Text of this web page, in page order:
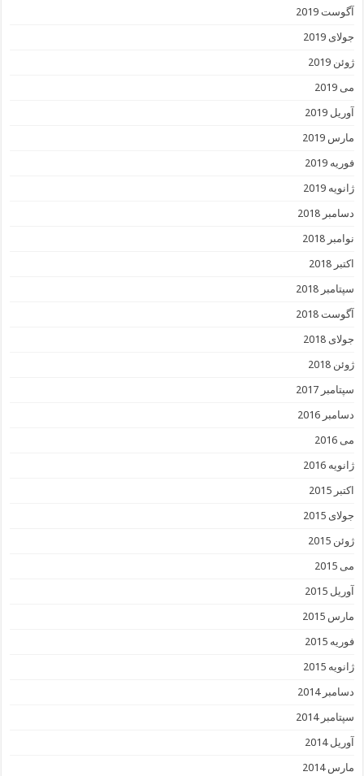
آگوست 2019
جولای 2019
ژوئن 2019
می 2019
آوریل 2019
مارس 2019
فوریه 2019
ژانویه 2019
دسامبر 2018
نوامبر 2018
اکتبر 2018
سپتامبر 2018
آگوست 2018
جولای 2018
ژوئن 2018
سپتامبر 2017
دسامبر 2016
می 2016
ژانویه 2016
اکتبر 2015
جولای 2015
ژوئن 2015
می 2015
آوریل 2015
مارس 2015
فوریه 2015
ژانویه 2015
دسامبر 2014
سپتامبر 2014
آوریل 2014
مارس 2014